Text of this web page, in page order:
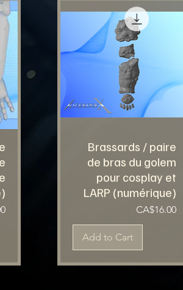
Brassards / paire
de bras du golem
pour cosplay et
LARP (numérique)
Price
CA$16.00
Add to Cart